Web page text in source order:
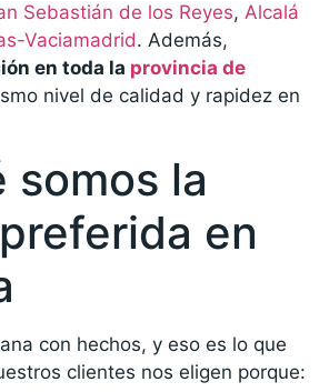
Sebastián de los Reyes, Alcalá
Vaciamadrid. Además,
en toda la provincia de
nivel de calidad y rapidez en
somos la
en
con hechos, y eso es lo que
clientes nos eligen porque: